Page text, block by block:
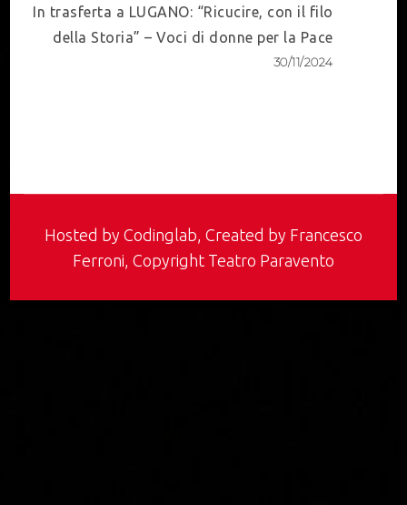
In trasferta a LUGANO: “Ricucire, con il filo
della Storia” – Voci di donne per la Pace
30/11/2024
Hosted by Codinglab, Created by Francesco
Ferroni, Copyright Teatro Paravento